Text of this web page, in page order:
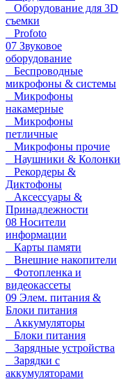
Оборудование для 3D
съемки
Profoto
07 Звуковое
оборудование
Беспроводные
микрофоны & системы
Микрофоны
накамерные
Микрофоны
петличные
Микрофоны прочие
Наушники & Колонки
Рекордеры &
Диктофоны
Аксессуары &
Принадлежности
08 Носители
информации
Карты памяти
Внешние накопители
Фотопленка и
видеокассеты
09 Элем. питания &
Блоки питания
Аккумуляторы
Блоки питания
Зарядные устройства
Зарядки с
аккумуляторами